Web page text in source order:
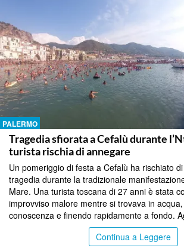
PALERMO
Tragedia sfiorata a Cefalù durante
turista rischia di annegare
Un pomeriggio di festa a Cefalù ha rischiato
tragedia durante la tradizionale
Mare. Una turista toscana di 27 anni è stata
improvviso malore mentre si trovava in
conoscenza e finendo rapidamente a fondo.
Continua a Leggere